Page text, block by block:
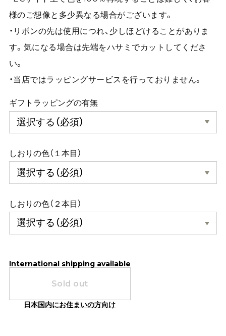
様のご想像と多少異なる場合がございます。
・リボンの先は使用につれ、少しほどけることがありま
す。気になる場合は先端をハサミでカットしてくださ
い。
・当店ではラッピングサービスを行っておりません。
ギフトラッピングの有無
しおりの色（１本目）
しおりの色（２本目）
International shipping available
Sold out
日本国内にお住まいの方向け